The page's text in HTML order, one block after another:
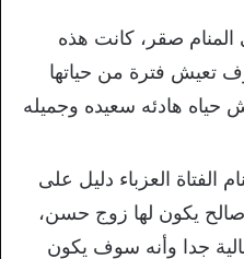
المنام صقر، كانت هذه
تعيش فترة من حياتها
حياه هادئه سعيده وجميله
الفتاة العزباء دليل على
يكون لها زوج حسن،
جدا وأنه سوف يكون